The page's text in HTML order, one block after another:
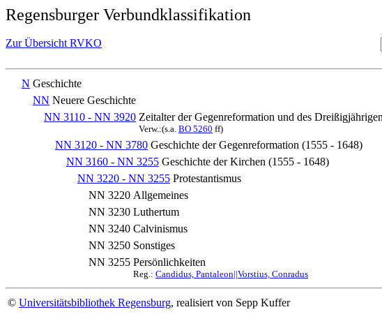
Regensburger Verbundklassifikation
Zur Übersicht RVKO
N Geschichte
NN Neuere Geschichte
NN 3110 - NN 3920 Zeitalter der Gegenreformation und des
Verw.:(s.a. BO 5260 ff)
NN 3120 - NN 3780 Geschichte der Gegenreformation (1555 - 1648)
NN 3160 - NN 3255 Geschichte der Kirchen (1555 - 1648)
NN 3220 - NN 3255 Protestantismus
NN 3220 Allgemeines
NN 3230 Luthertum
NN 3240 Calvinismus
NN 3250 Sonstiges
NN 3255 Persönlichkeiten
Reg.: Candidus, Pantaleon||Vorstius, Conradus
© Universitätsbibliothek Regensburg, realisiert von Sepp Kuffer